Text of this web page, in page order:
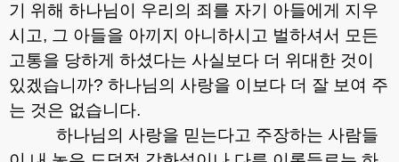
기 위해 하나님이 우리의 죄를 자기 아들에게 지우
시고, 그 아들을 아끼지 아니하시고 벌하셔서 모든
고통을 당하게 하셨다는 사실보다 더 위대한 것이
있겠습니까? 하나님의 사랑을 이보다 더 잘 보여 주
는 것은 없습니다.
하나님의 사랑을 믿는다고 주장하는 사람들